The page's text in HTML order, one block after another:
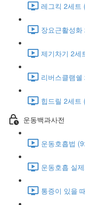
레그킥 2세트
장요근활성
제기차기 2세
리버스클램
힙드릴 2세트
운동백과사전
운동호흡법
운동호흡 실
통증이 있을